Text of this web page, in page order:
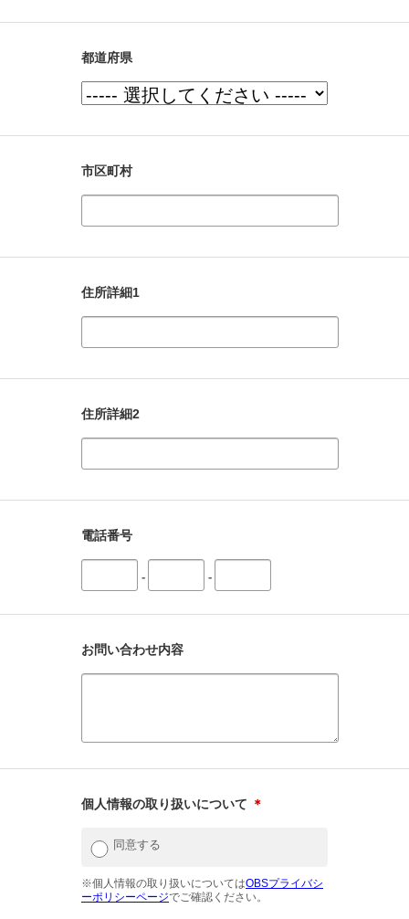
都道府県
市区町村
住所詳細1
住所詳細2
電話番号
- -
お問い合わせ内容
個人情報の取り扱いについて ＊
同意する
※個人情報の取り扱いについてはOBSプライバシ
ーポリシーページでご確認ください。